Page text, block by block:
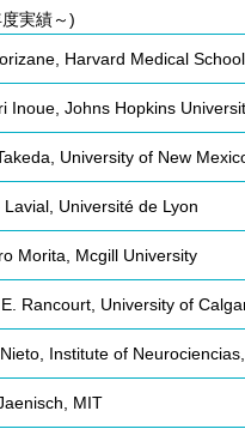
実績～)
Harvard Medical School
Inoue, Johns Hopkins
University of New
Lavial, Université de Lyon
Morita, Mcgill University
Rancourt, University of
Institute of
MIT